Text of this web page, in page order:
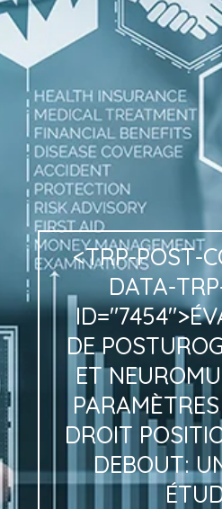
<TRP-POST-
DATA-
DE
ET
PARAMÈTRES
DROIT
DEBOUT: